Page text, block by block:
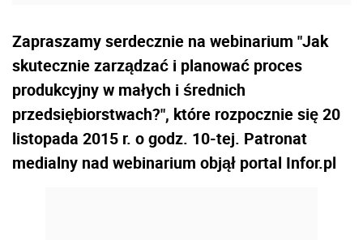
Zapraszamy serdecznie na webinarium "Jak
skutecznie zarządzać i planować proces
produkcyjny w małych i średnich
przedsiębiorstwach?", które rozpocznie się 20
listopada 2015 r. o godz. 10-tej. Patronat
medialny nad webinarium objął portal Infor.pl